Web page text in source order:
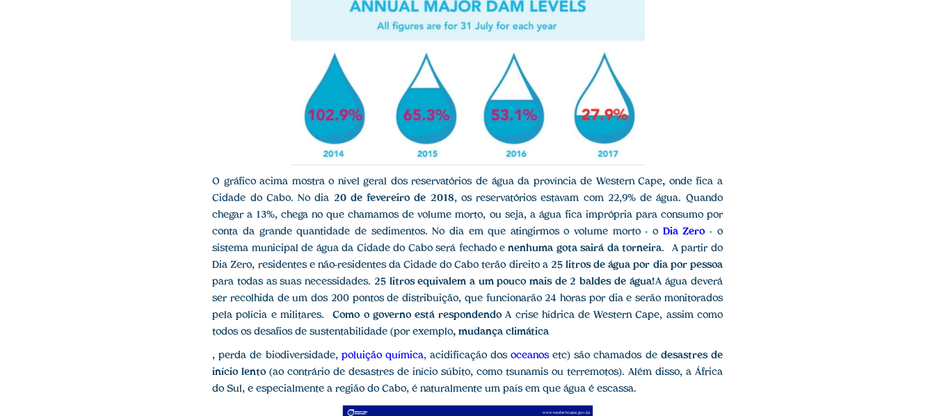
O gráfico acima mostra o nível geral dos reservatórios de água da província de Western Cape, onde fica a
Cidade do Cabo. No dia 20 de fevereiro de 2018, os reservatórios estavam com 22,9% de água. Quando
chegar a 13%, chega no que chamamos de volume morto, ou seja, a água fica imprópria para consumo por
conta da grande quantidade de sedimentos. No dia em que atingirmos o volume morto - o Dia Zero - o
sistema municipal de água da Cidade do Cabo será fechado enenhuma gota sairá da torneira. A partir do
Dia Zero, residentes e não-residentes da Cidade do Cabo terão direito a 25 litros de água por dia por pessoa
para todas as suas necessidades. 25 litros equivalem a um pouco mais de 2 baldes de água! A água deverá
ser recolhida de um dos 200 pontos de distribuição, que funcionarão 24 horas por dia e serão monitorados
pela polícia e militares.Como o governo está respondendo A crise hídrica de Western Cape, assim como
todos os desafios de sustentabilidade (por exemplo, mudança climática
, perda de biodiversidade, poluição química, acidificação dosoceanos etc) são chamados de desastres de
início lento (ao contrário de desastres de início súbito, como tsunamis ou terremotos). Além disso, a África
do Sul, e especialmente a região do Cabo, é naturalmente um país em que água é escassa.